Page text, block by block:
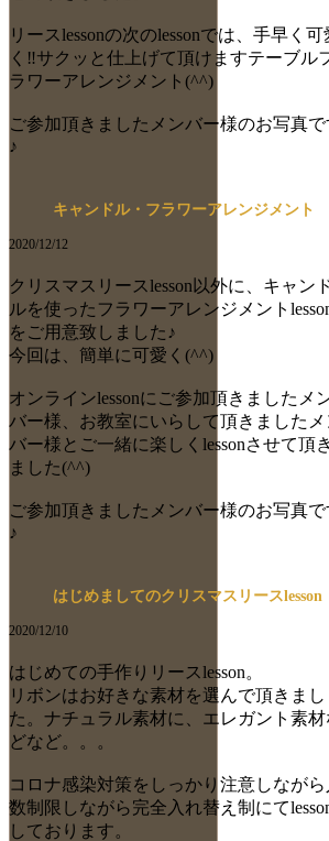
リースlessonの次のlessonでは、手早く可
く‼️サクッと仕上げて頂けますテーブル
ラワーアレンジメント(^^)
ご参加頂きましたメンバー様のお写真で
♪
キャンドル・フラワーアレンジメント
2020/12/12
クリスマスリースlesson以外に、キャン
ルを使ったフラワーアレンジメント
をご用意致しました♪
今回は、簡単に可愛く(^^)
オンラインlessonにご参加頂きましたメ
バー様、お教室にいらして頂きましたメ
バー様とご一緒に楽しくlessonさせて頂き
ました(^^)
ご参加頂きましたメンバー様のお写真で
♪
はじめましてのクリスマスリースlesson
2020/12/10
はじめての手作りリースlesson。
リボンはお好きな素材を選んで頂きまし
た。ナチュラル素材に、エレガント素材
どなど。。。
コロナ感染対策をしっかり注意しながら
数制限しながら完全入れ替え制にて
しております。